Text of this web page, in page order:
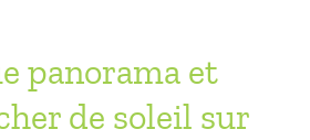
panorama et
de soleil sur